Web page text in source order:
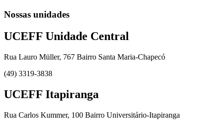
Nossas unidades
UCEFF Unidade Central
Rua Lauro Müller, 767 Bairro Santa Maria-Chapecó
(49) 3319-3838
UCEFF Itapiranga
Rua Carlos Kummer, 100 Bairro Universitário-Itapiranga